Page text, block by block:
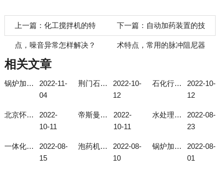
上一篇： 化工搅拌机的特
点，噪音异常怎样解决？
下一篇： 自动加药装置的技
术特点，常用的脉冲阻尼器
相关文章
锅炉加药系统使用注意事项
2022-11-
04
荆门石化总厂石油石化加药装置
2022-10-
12
石化行业加药装置
2022-10-
12
北京怀柔现场自动成套化学加药装置
2022-
10-11
帝斯曼磷酸盐加药装置
2022-
10-11
水处理加药装置的作用
2022-08-
23
一体化投加装置选择型号有技巧！
2022-08-
15
泡药机的自动化程度高
2022-08-
10
锅炉加药系统如何选择合适的型号？
2022-08-
01